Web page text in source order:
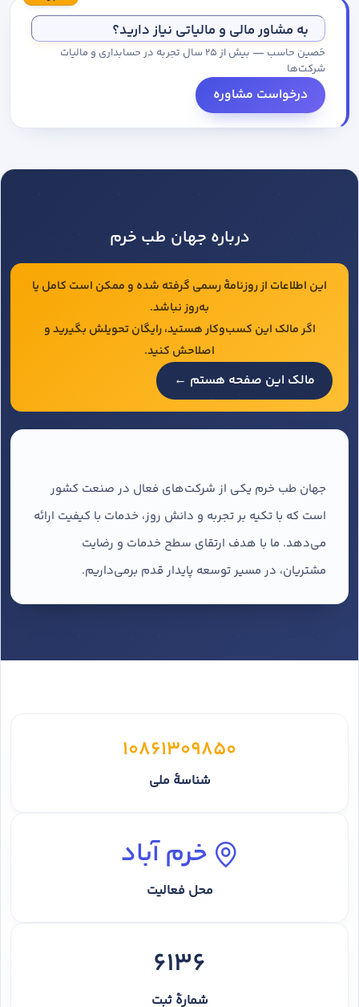
به مشاور مالی و مالیاتی نیاز دارید؟
حَصین حاسب — بیش از ۲۵ سال تجربه در حسابداری و مالیات
شرکت‌ها
درخواست مشاوره
درباره جهان طب خرم
این اطلاعات از روزنامهٔ رسمی گرفته شده و ممکن است کامل یا
به‌روز نباشد.
اگر مالک این کسب‌وکار هستید، رایگان تحویلش بگیرید و
اصلاحش کنید.
مالک این صفحه هستم ←
جهان طب خرم یکی از شرکت‌های فعال در صنعت کشور
است که با تکیه بر تجربه و دانش روز، خدمات با کیفیت ارائه
می‌دهد. ما با هدف ارتقای سطح خدمات و رضایت
مشتریان، در مسیر توسعه پایدار قدم برمی‌داریم.
10861309850
شناسهٔ ملی
خرم آباد
محل فعالیت
6136
شمارهٔ ثبت